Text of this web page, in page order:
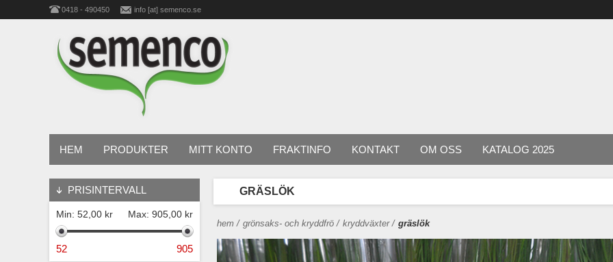
0418 - 490450 info [at] semenco.se
HEM PRODUKTER MITT KONTO FRAKTINFO KONTAKT OM OSS KATALOG 2025
GRÄSLÖK
hem / grönsaks- och kryddfrö / kryddväxter / gräslök
PRISINTERVALL
Min: 52,00 kr Max: 905,00 kr
52 905